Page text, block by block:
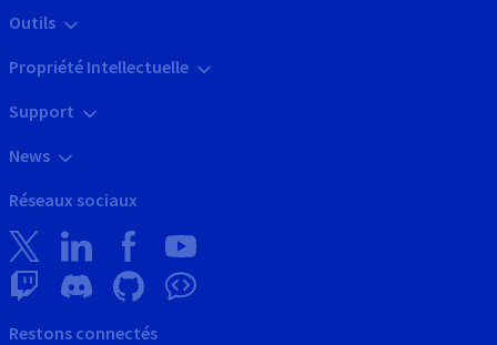
Outils
Propriété Intellectuelle
Support
News
Réseaux sociaux
Restons connectés